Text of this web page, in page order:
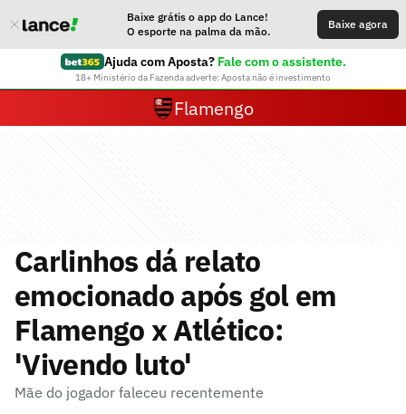
Baixe grátis o app do Lance!
O esporte na palma da mão.
Baixe agora
Ajuda com Aposta? Fale com o assistente.
18+ Ministério da Fazenda adverte: Aposta não é investimento
Flamengo
Carlinhos dá relato
emocionado após gol em
Flamengo x Atlético:
'Vivendo luto'
Mãe do jogador faleceu recentemente